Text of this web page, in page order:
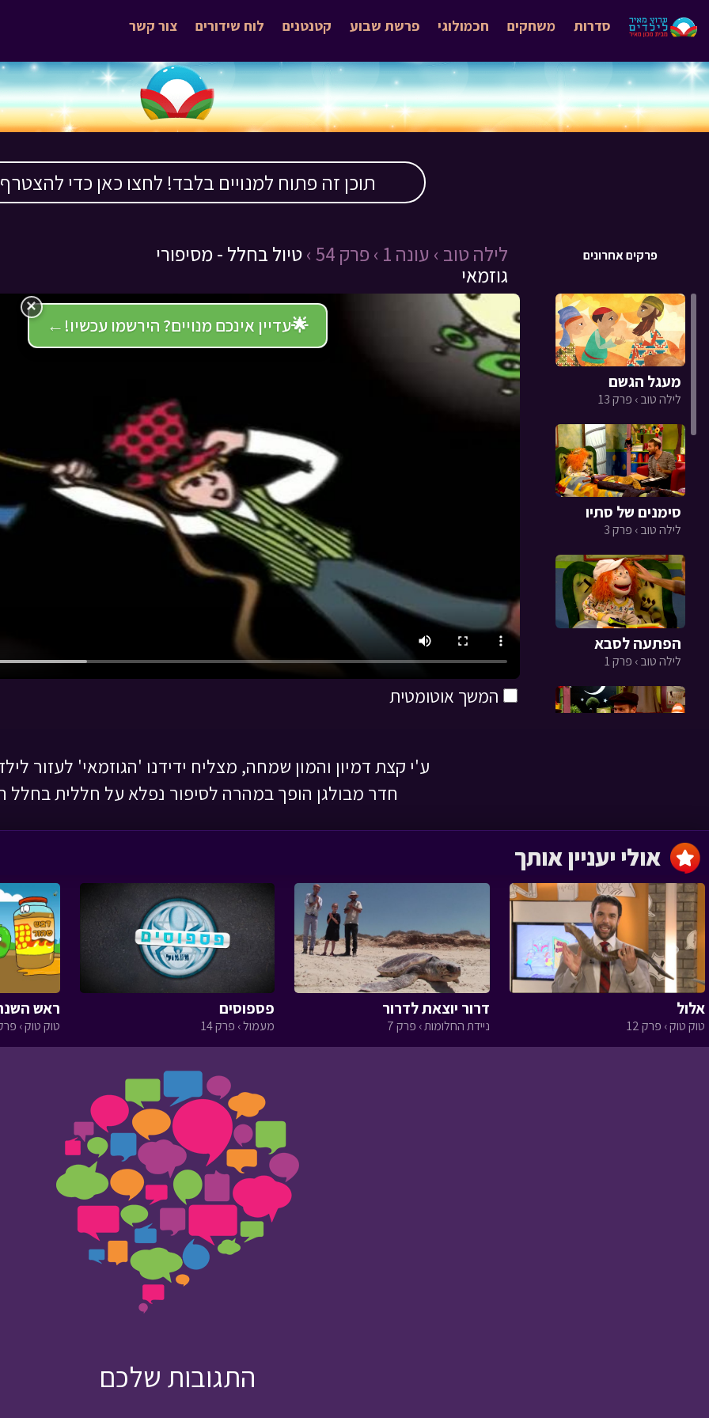
צור קשר לוח שידורים קטנטנים פרשת שבוע חכמולוגי משחקים סדרות
תוכן זה פתוח למנויים בלבד! לחצו כאן כדי להצטרף
לילה טוב › עונה 1 › פרק 54 ›
טיול בחלל - מסיפורי
גוזמאי
פרקים אחרונים
🌟עדיין אינכם מנויים? הירשמו עכשיו! ←
×
המשך אוטומטית
מעגל הגשם
לילה טוב › פרק 13
סימנים של סתיו
לילה טוב › פרק 3
הפתעה לסבא
לילה טוב › פרק 1
מסעו של הזית
הגינה של טליה
ע'י קצת דמיון והמון שמחה, מצליח ידידנו 'הגוזמאי' לעזור
חדר מבולגן הופך במהרה לסיפור נפלא על חללית בחלל
אלול
טוק טוק › פרק 12
דרור יוצאת לדרור
ניידת החלומות › פרק 7
פספוסים
מעמול › פרק 14
ראש
טוק טוק › פרק
‹
התגובות שלכם